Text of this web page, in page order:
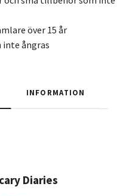
över 15 år
inte ångras
INFORMATION
Diaries